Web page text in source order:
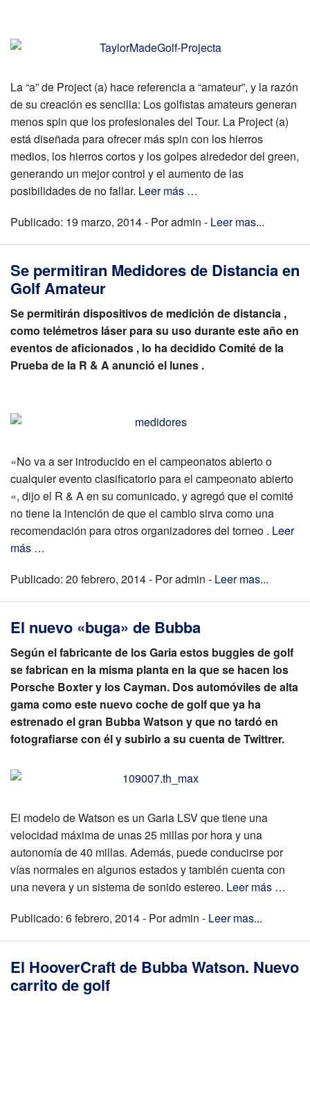
La “a” de Project (a) hace referencia a “amateur”, y la razón
de su creación es sencilla: Los golfistas amateurs generan
menos spin que los profesionales del Tour. La Project (a)
está diseñada para ofrecer más spin con los hierros
medios, los hierros cortos y los golpes alrededor del green,
generando un mejor control y el aumento de las
posibilidades de no fallar. Leer más …
Publicado: 19 marzo, 2014 - Por admin - Leer mas...
Se permitiran Medidores de Distancia en
Golf Amateur
Se permitirán dispositivos de medición de distancia ,
como telémetros láser para su uso durante este año en
eventos de aficionados , lo ha decidido Comité de la
Prueba de la R & A anunció el lunes .
«No va a ser introducido en el campeonatos abierto o
cualquier evento clasificatorio para el campeonato abierto
«, dijo el R & A en su comunicado, y agregó que el comité
no tiene la intención de que el cambio sirva como una
recomendación para otros organizadores del torneo . Leer
más …
Publicado: 20 febrero, 2014 - Por admin - Leer mas...
El nuevo «buga» de Bubba
Según el fabricante de los Garia estos buggies de golf
se fabrican en la misma planta en la que se hacen los
Porsche Boxter y los Cayman. Dos automóviles de alta
gama como este nuevo coche de golf que ya ha
estrenado el gran Bubba Watson y que no tardó en
fotografiarse con él y subirlo a su cuenta de Twittrer.
El modelo de Watson es un Garia LSV que tiene una
velocidad máxima de unas 25 millas por hora y una
autonomía de 40 millas. Además, puede conducirse por
vías normales en algunos estados y también cuenta con
una nevera y un sistema de sonido estereo. Leer más …
Publicado: 6 febrero, 2014 - Por admin - Leer mas...
El HooverCraft de Bubba Watson. Nuevo
carrito de golf